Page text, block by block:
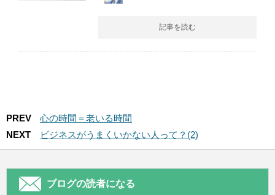
記事を読む
PREV
心の時間＝老いる時間
NEXT
ビジネスがうまくいかない人って？(2)
ブログの読者になる